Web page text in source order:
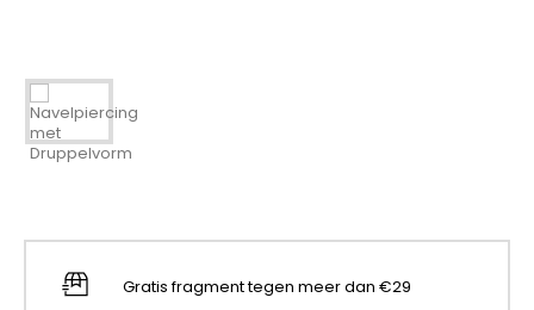
Gratis fragment tegen meer dan €29